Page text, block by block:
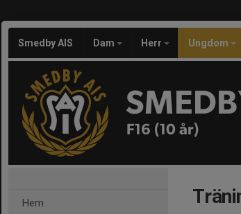
Smedby AIS Dam Herr Ungdom
F16 (10 år)
Hem